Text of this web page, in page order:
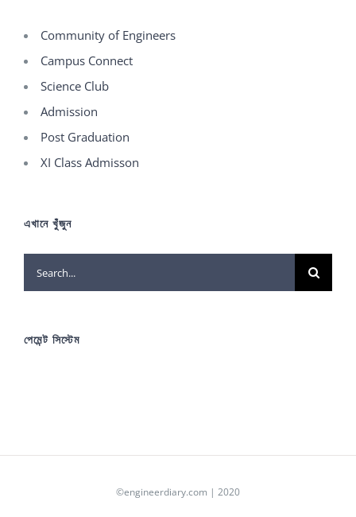
Community of Engineers
Campus Connect
Science Club
Admission
Post Graduation
XI Class Admisson
এখানে খুঁজুন
Search
for:
পেমেন্ট সিস্টেম
©engineerdiary.com | 2020